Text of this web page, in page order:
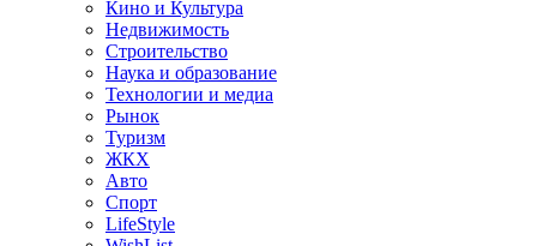
Кино и Культура
Недвижимость
Строительство
Наука и образование
Технологии и медиа
Рынок
Туризм
ЖКХ
Авто
Спорт
LifeStyle